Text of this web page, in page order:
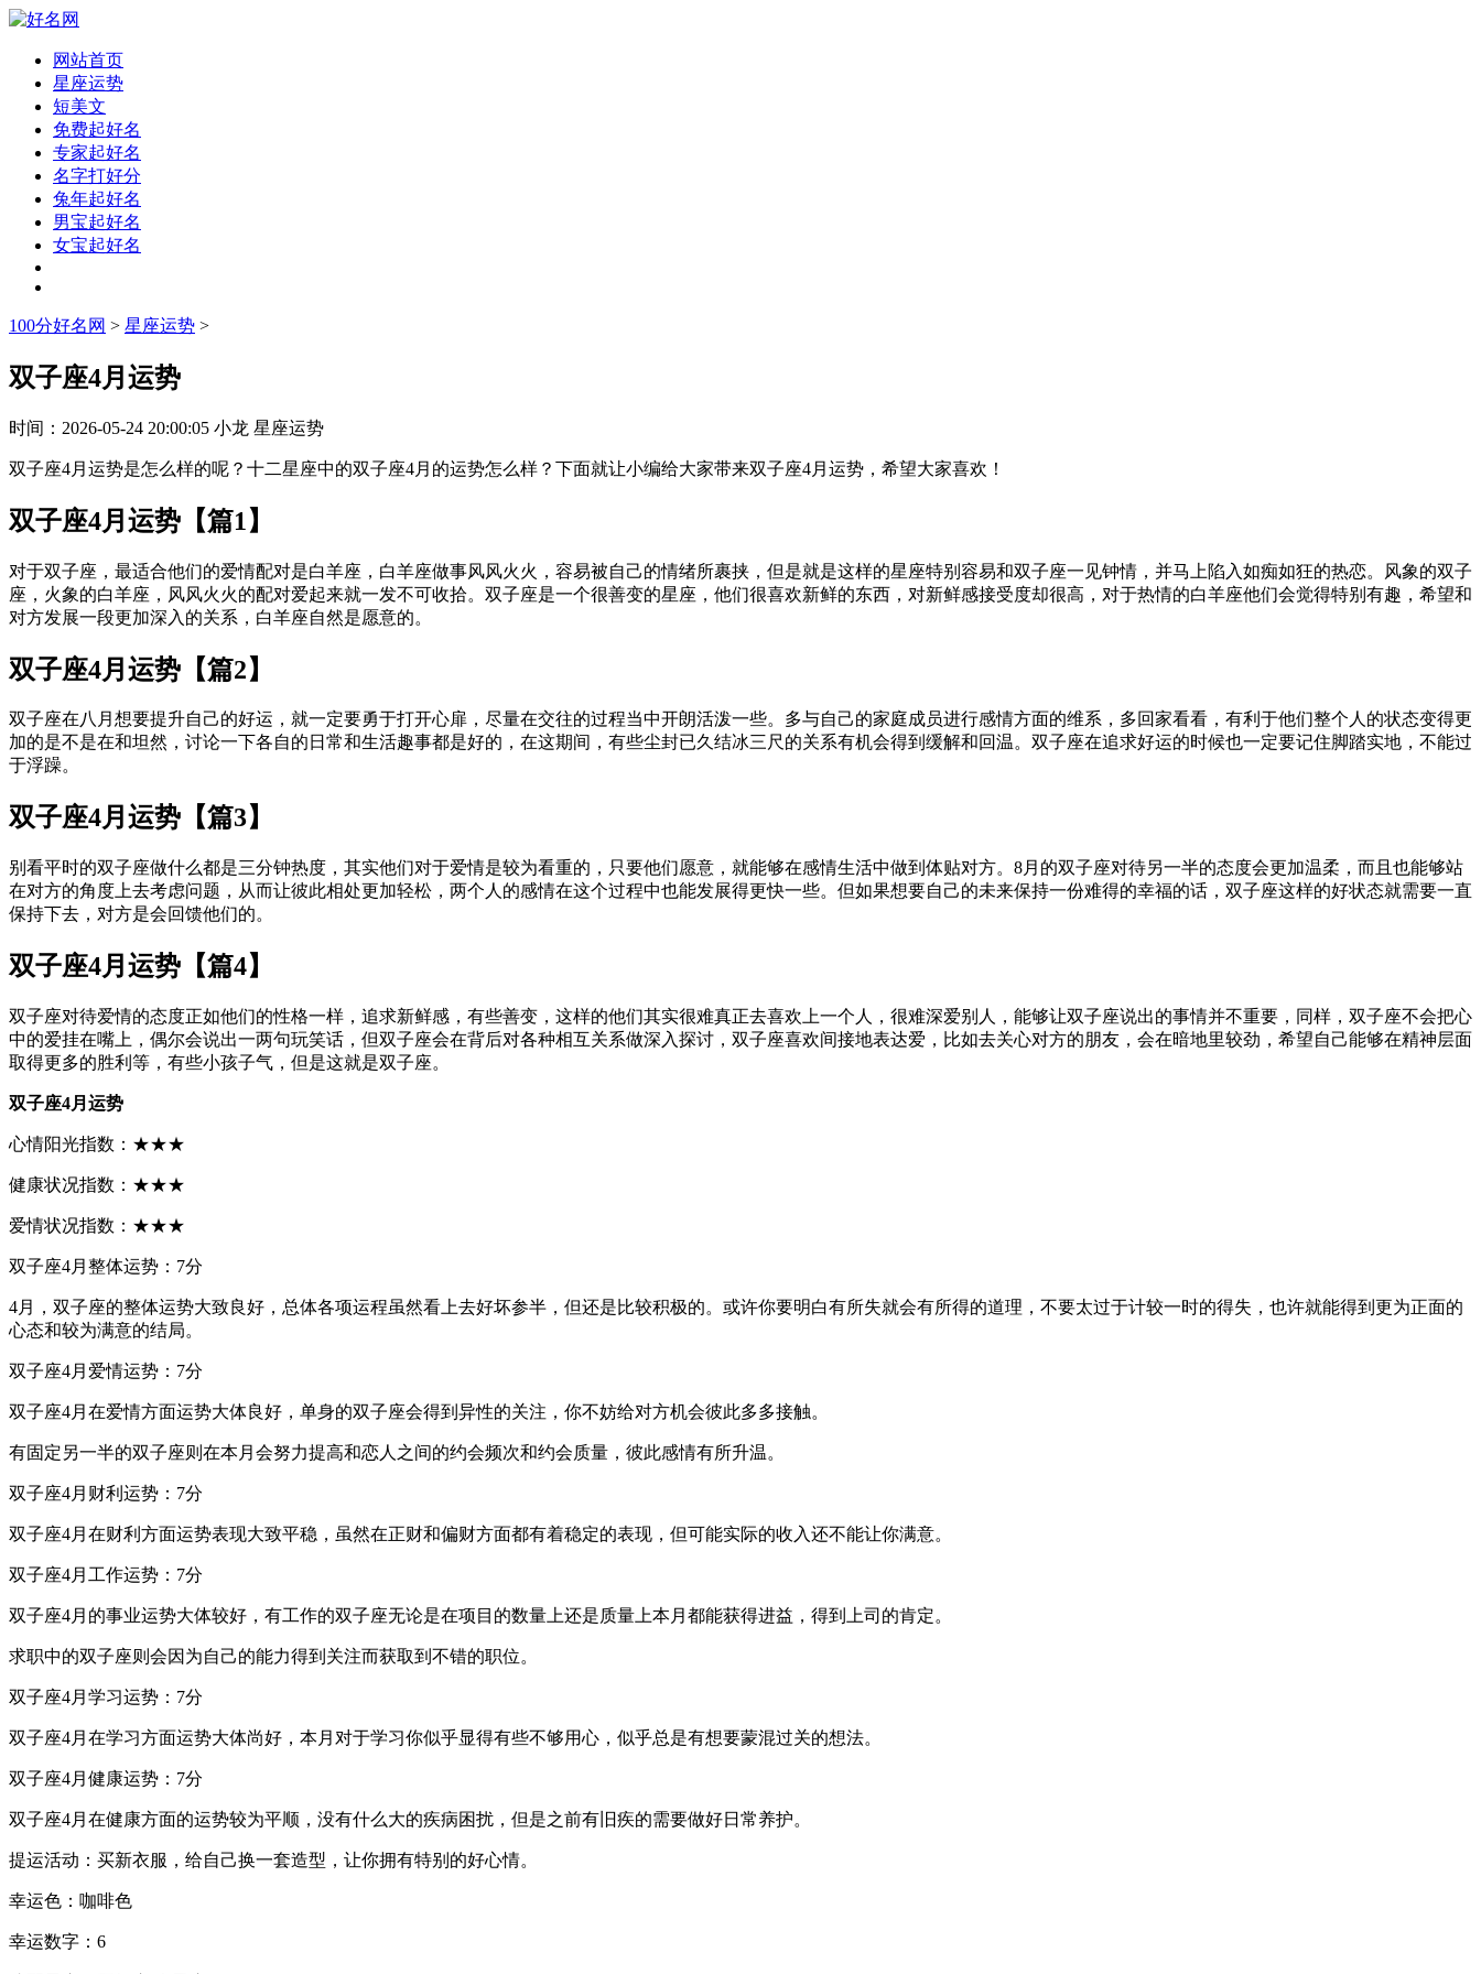
网站首页
星座运势
短美文
免费起好名
专家起好名
名字打好分
兔年起好名
男宝起好名
女宝起好名
100分好名网 > 星座运势 >
双子座4月运势
时间： 2026-05-24 20:00:05 小龙 星座运势
双子座4月运势是怎么样的呢？十二星座中的双子座4月的运势怎么样？下面就让小编给大家带来双子座4月运势，希望大家喜欢！
双子座4月运势【篇1】
对于双子座，最适合他们的爱情配对是白羊座，白羊座做事风风火火，容易被自己的情绪所裹挟，但是就是这样的星座特别容易和双子座一见钟情，并马上陷入如痴如狂的热恋。风象的双子
座，火象的白羊座，风风火火的配对爱起来就一发不可收拾。双子座是一个很善变的星座，他们很喜欢新鲜的东西，对新鲜感接受度却很高，对于热情的白羊座他们会觉得特别有趣，希望和
对方发展一段更加深入的关系，白羊座自然是愿意的。
双子座4月运势【篇2】
双子座在八月想要提升自己的好运，就一定要勇于打开心扉，尽量在交往的过程当中开朗活泼一些。多与自己的家庭成员进行感情方面的维系，多回家看看，有利于他们整个人的状态变得更
加的是不是在和坦然，讨论一下各自的日常和生活趣事都是好的，在这期间，有些尘封已久结冰三尺的关系有机会得到缓解和回温。双子座在追求好运的时候也一定要记住脚踏实地，不能过
于浮躁。
双子座4月运势【篇3】
别看平时的双子座做什么都是三分钟热度，其实他们对于爱情是较为看重的，只要他们愿意，就能够在感情生活中做到体贴对方。8月的双子座对待另一半的态度会更加温柔，而且也能够站
在对方的角度上去考虑问题，从而让彼此相处更加轻松，两个人的感情在这个过程中也能发展得更快一些。但如果想要自己的未来保持一份难得的幸福的话，双子座这样的好状态就需要一直
保持下去，对方是会回馈他们的。
双子座4月运势【篇4】
双子座对待爱情的态度正如他们的性格一样，追求新鲜感，有些善变，这样的他们其实很难真正去喜欢上一个人，很难深爱别人，能够让双子座说出的事情并不重要，同样，双子座不会把心
中的爱挂在嘴上，偶尔会说出一两句玩笑话，但双子座会在背后对各种相互关系做深入探讨，双子座喜欢间接地表达爱，比如去关心对方的朋友，会在暗地里较劲，希望自己能够在精神层面
取得更多的胜利等，有些小孩子气，但是这就是双子座。
双子座4月运势
心情阳光指数：★★★
健康状况指数：★★★
爱情状况指数：★★★
双子座4月整体运势：7分
4月，双子座的整体运势大致良好，总体各项运程虽然看上去好坏参半，但还是比较积极的。或许你要明白有所失就会有所得的道理，不要太过于计较一时的得失，也许就能得到更为正面的
心态和较为满意的结局。
双子座4月爱情运势：7分
双子座4月在爱情方面运势大体良好，单身的双子座会得到异性的关注，你不妨给对方机会彼此多多接触。
有固定另一半的双子座则在本月会努力提高和恋人之间的约会频次和约会质量，彼此感情有所升温。
双子座4月财利运势：7分
双子座4月在财利方面运势表现大致平稳，虽然在正财和偏财方面都有着稳定的表现，但可能实际的收入还不能让你满意。
双子座4月工作运势：7分
双子座4月的事业运势大体较好，有工作的双子座无论是在项目的数量上还是质量上本月都能获得进益，得到上司的肯定。
求职中的双子座则会因为自己的能力得到关注而获取到不错的职位。
双子座4月学习运势：7分
双子座4月在学习方面运势大体尚好，本月对于学习你似乎显得有些不够用心，似乎总是有想要蒙混过关的想法。
双子座4月健康运势：7分
双子座4月在健康方面的运势较为平顺，没有什么大的疾病困扰，但是之前有旧疾的需要做好日常养护。
提运活动：买新衣服，给自己换一套造型，让你拥有特别的好心情。
幸运色：咖啡色
幸运数字：6